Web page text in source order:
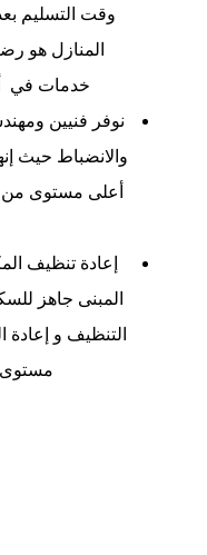
وقت التسليم
المنازل هو
خدمات في
نوفر فنيين
والانضباط حيث
أعلى مستوى من
إعادة تنظيف
المبنى جاهز
التنظيف و
مستوى